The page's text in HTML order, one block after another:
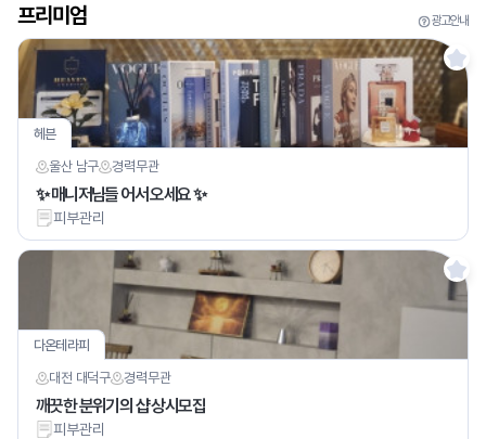
프리미엄 광고안내
헤븐
울산 남구
경력무관
✨ 매니저님들 어서 오세요 ✨
피부관리
다온테라피
대전 대덕구
경력무관
깨끗한 분위기의 샵 상시모집
피부관리